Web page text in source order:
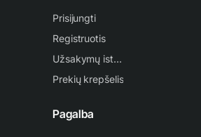
Prisijungti
Registruotis
Užsakymų istorija
Prekių krepšelis
Pagalba